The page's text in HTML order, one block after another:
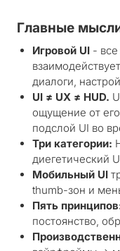
Главные
Игровой UI -
диалоги,
UI ≠ UX ≠ HUD.
ощущение от
подслой UI во
Три категории:
диегетический
Мобильный UI
thumb-зон и
Пять
постоянство,